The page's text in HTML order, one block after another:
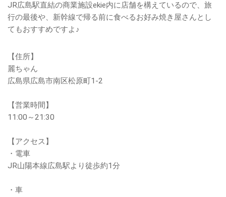
JR広島駅直結の商業施設ekie内に店舗を構えているので、旅
行の最後や、新幹線で帰る前に食べるお好み焼き屋さんとし
てもおすすめですよ♪
【住所】
麗ちゃん
広島県広島市南区松原町1-2
【営業時間】
11:00～21:30
【アクセス】
・電車
JR山陽本線広島駅より徒歩約1分
・車